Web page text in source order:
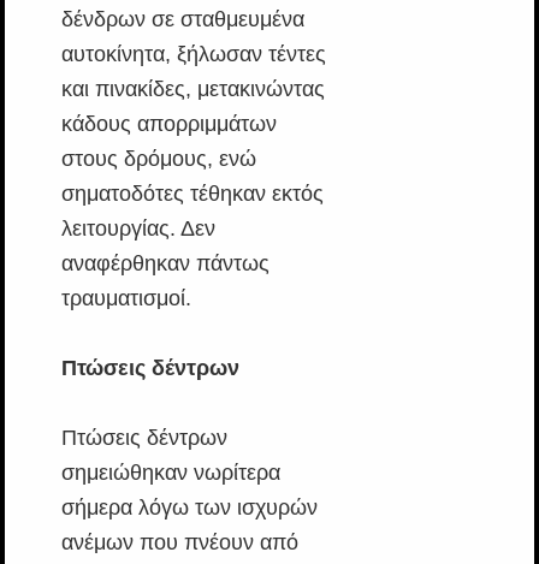
δένδρων σε σταθμευμένα
αυτοκίνητα, ξήλωσαν τέντες
και πινακίδες, μετακινώντας
κάδους απορριμμάτων
στους δρόμους, ενώ
σηματοδότες τέθηκαν εκτός
λειτουργίας. Δεν
αναφέρθηκαν πάντως
τραυματισμοί.
Πτώσεις δέντρων
Πτώσεις δέντρων
σημειώθηκαν νωρίτερα
σήμερα λόγω των ισχυρών
ανέμων που πνέουν από